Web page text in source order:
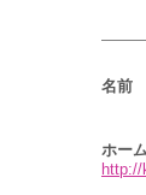
名前
ホー